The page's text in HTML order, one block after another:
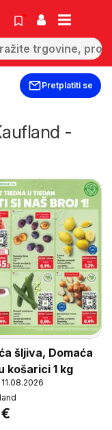
Pretplatiti se
-
šljiva, Domaća
košarici 1 kg